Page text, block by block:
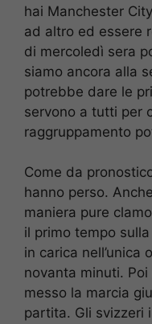
hai Manchester
ad altro ed essere
di mercoledì sera
siamo ancora alla
potrebbe dare le
servono a tutti per
raggruppamento
Come da
hanno perso.
maniera pure
il primo tempo
in carica nell’unica
novanta minuti.
messo la marcia
partita. Gli svizzeri